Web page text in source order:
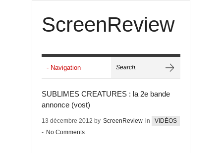
ScreenReview
SUBLIMES CREATURES : la 2e bande
annonce (vost)
13 décembre 2012 by ScreenReview in
VIDÉOS
- No Comments